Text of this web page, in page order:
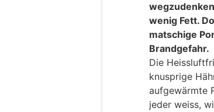
wenig Fett.
matschige
Brandgefahr.
Die
knusprige
aufgewärmte
jeder weiss,